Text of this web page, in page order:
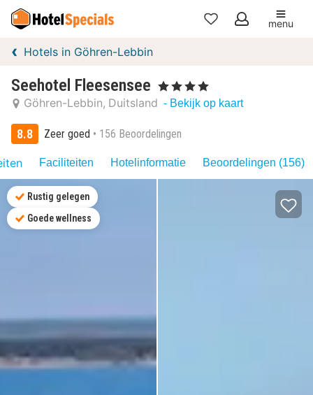
Mijn
menu
Hotels in Göhren-Lebbin
Seehotel Fleesensee , 4 Sterren
Göhren-Lebbin Duitsland - Bekijk op kaart
8.8 Zeer goed 156 Beoordelingen
Faciliteiten Hotelinformatie Beoordelingen (156)
Rustig gelegen
Goede wellness